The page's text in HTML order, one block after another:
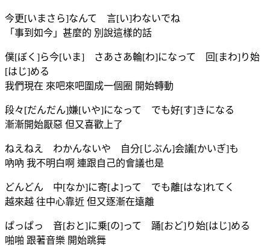
今更[いまさら]なんて 言[い]わないでね
「事到如今」甚麼的 別說這樣的話
僕[ぼく]ら今[いま] さあさあ輪[わ]になって 回[まわ]り始
[はじ]める
我們現在 來吧來吧圍成一個圈 開始轉動
段々[だんだん]嫌[いや]になって でも好[す]きになる
漸漸開始厭惡 但又喜歡上了
ねえねえ わかんないや 自分[じぶん]会議[かいぎ]も
吶吶 我不明白啊 連跟自己的會議也是
どんどん 中[なか]に寄[よ]って でも離[はな]れてく
越來越 往中心靠近 但又逐漸在遠離
ぱっぱっ 音[おと]に乗[の]って 踊[おど]り始[はじ]める
啪啪 跟著音樂 開始跳舞